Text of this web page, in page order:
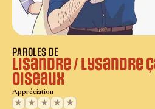
PAROLES DE
Lisandre / Lysandre
oiseaux
Appréciation
★
★ ★ ★ ★